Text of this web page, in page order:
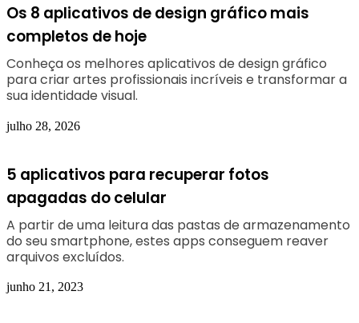
Os 8 aplicativos de design gráfico mais
completos de hoje
Conheça os melhores aplicativos de design gráfico
para criar artes profissionais incríveis e transformar a
sua identidade visual.
julho 28, 2026
5 aplicativos para recuperar fotos
apagadas do celular
A partir de uma leitura das pastas de armazenamento
do seu smartphone, estes apps conseguem reaver
arquivos excluídos.
junho 21, 2023